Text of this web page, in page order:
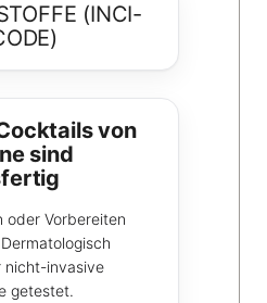
(INCI-
von
sind
oder Vorbereiten
nicht-invasive
getestet.